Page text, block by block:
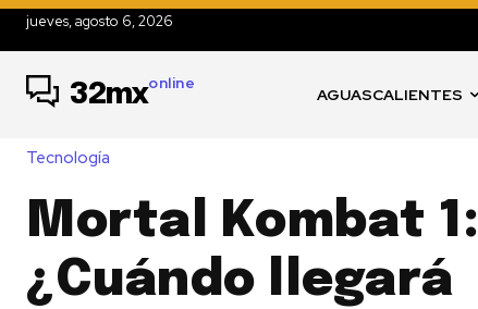
jueves, agosto 6, 2026
32mxonline
AGUASCALIENTES
Tecnología
Mortal Kombat 1:
¿Cuándo llegará